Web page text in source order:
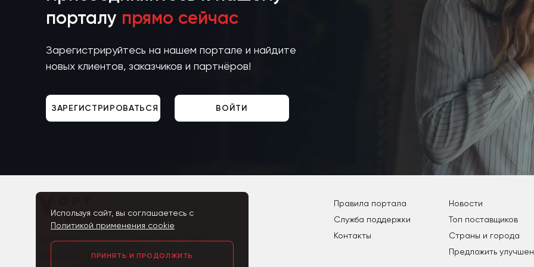
порталу прямо сейчас
Зарегистрируйтесь на нашем портале и найдите
новых клиентов, заказчиков и партнёров!
ЗАРЕГИСТРИРОВАТЬСЯ ВОЙТИ
Все права защищены © YOPT 2016 - 2025
Политика конфиденциальности ПД
Правила портала
Служба поддержки
Контакты
Новости
Топ поставщиков
Страны и города
Предложить
Используя сайт, вы соглашаетесь с
Политикой применения cookie
ПРИНЯТЬ И ПРОДОЛЖИТЬ